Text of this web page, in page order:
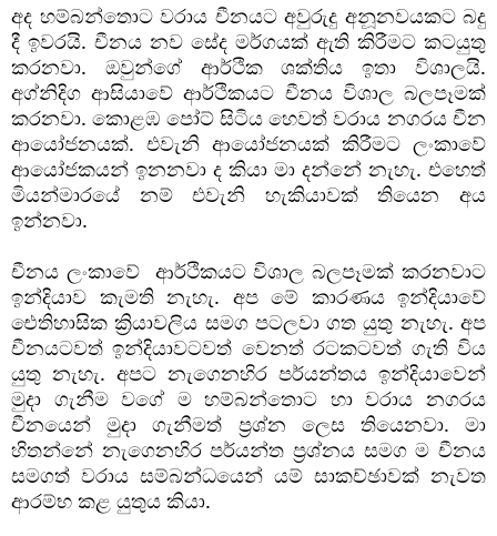
අද හම්බන්තොට වරාය චීනයට අවුරුදු අනූනවයකට බදු
දී ඉවරයි. චීනය නව සේද මර්ගයක් ඇති කිරීමට කටයුතු
කරනවා. ඔවුන්ගේ ආර්ථික ශක්තිය ඉතා විශාලයි.
අග්නිදිග ආසියාවේ ආර්ථිකයට චීනය විශාල බලපෑමක්
කරනවා. කොළඹ පෝට් සිටිය හෙවත් වරාය නගරය චීන
ආයෝජනයක්. එවැනි ආයෝජනයක් කිරීමට ලංකාවේ
ආයෝජකයන් ඉනනවා ද කියා මා දන්නේ නැහැ. එහෙත්
මියන්මාරයේ නම් එවැනි හැකියාවක් තියෙන අය
ඉන්නවා.
චීනය ලංකාවේ  ආර්ථිකයට විශාල බලපෑමක් කරනවාට
ඉන්දියාව කැමති නැහැ. අප මේ කාරණය ඉන්දියාවේ
ඓතිහාසික ක්‍රියාවලිය සමග පටලවා ගත යුතු නැහැ. අප
චීනයටවත් ඉන්දියාවටවත් වෙනත් රටකටවත් ගැති විය
යුතු නැහැ. අපට නැගෙනහිර පර්යන්තය ඉන්දියාවෙන්
මුදා ගැනීම වගේ ම හම්බන්තොට හා වරාය නගරය
චීනයෙන් මුදා ගැනීමත් ප්‍රශ්න ලෙස තියෙනවා. මා
හිතන්නේ නැගෙනහිර පර්යන්ත ප්‍රශ්නය සමග ම චීනය
සමගත් වරාය සම්බන්ධයෙන් යම් සාකච්ඡාවක් නැවත
ආරම්භ කළ යුතුය කියා.